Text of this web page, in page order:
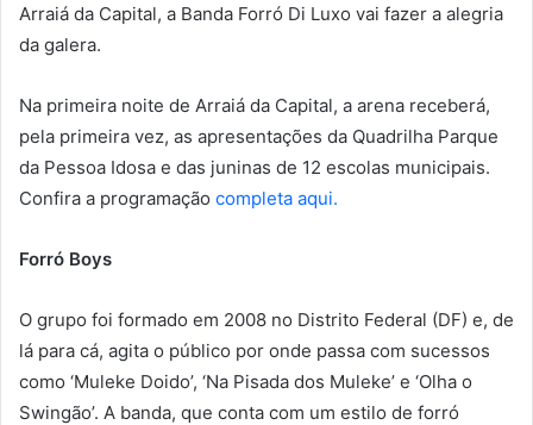
Arraiá da Capital, a Banda Forró Di Luxo vai fazer a alegria
da galera.
Na primeira noite de Arraiá da Capital, a arena receberá,
pela primeira vez, as apresentações da Quadrilha Parque
da Pessoa Idosa e das juninas de 12 escolas municipais.
Confira a programação completa aqui.
Forró Boys
O grupo foi formado em 2008 no Distrito Federal (DF) e, de
lá para cá, agita o público por onde passa com sucessos
como ‘Muleke Doido’, ‘Na Pisada dos Muleke’ e ‘Olha o
Swingão’. A banda, que conta com um estilo de forró